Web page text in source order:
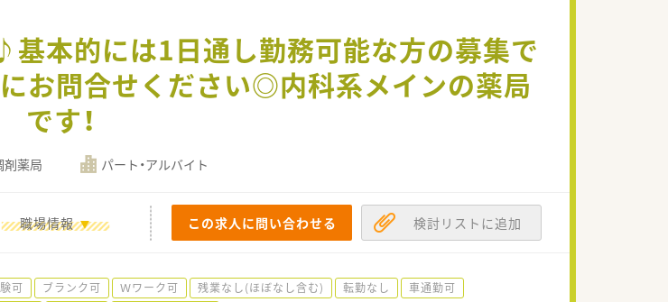
基本的には1日通し勤務可能な方の募集で
お問合せください◎内科系メインの薬局
です！
剤薬局 パート・アルバイト
職場情報 この求人に問い合わせる 検討リストに追加
可 ブランク可 Ｗワーク可 残業なし(ほぼなし含む) 転勤なし
車通勤可